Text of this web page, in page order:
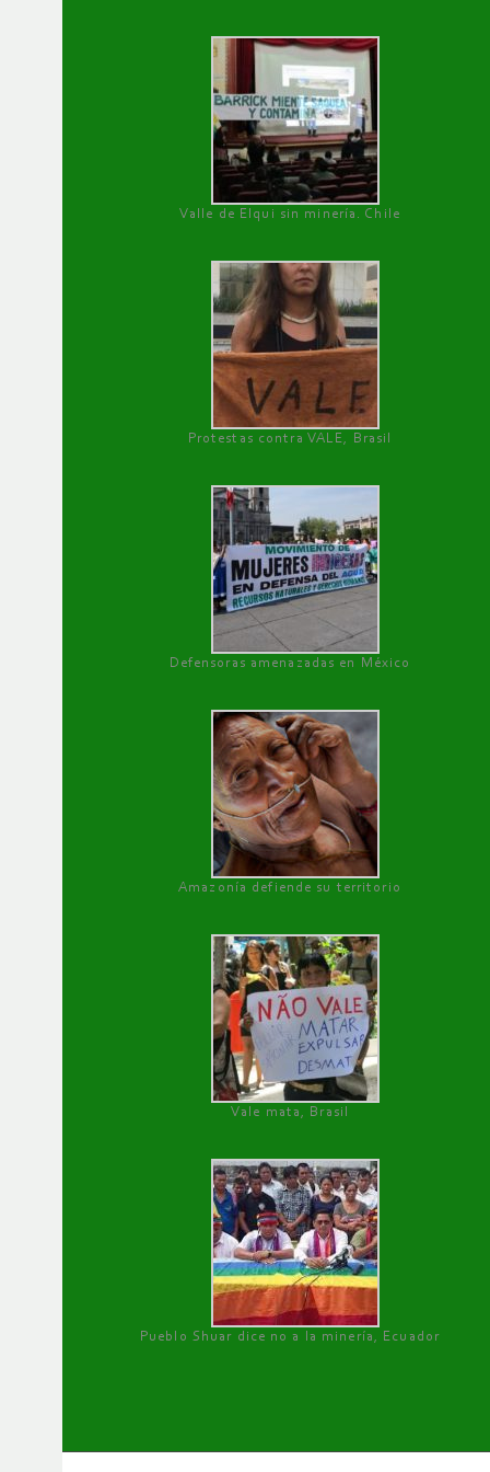
Valle de Elqui sin minería. Chile
Protestas contra VALE, Brasil
Defensoras amenazadas en México
Amazonía defiende su territorio
Vale mata, Brasil
Pueblo Shuar dice no a la minería, Ecuador